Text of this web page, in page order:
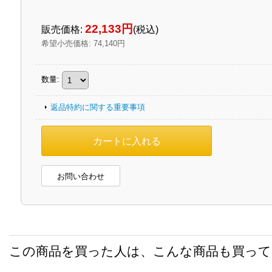
販売価格: 22,133円 (税込)
希望小売価格: 74,140円
数量:
返品特約に関する重要事項
お問い合わせ
この商品を買った人は、こんな商品も買っ